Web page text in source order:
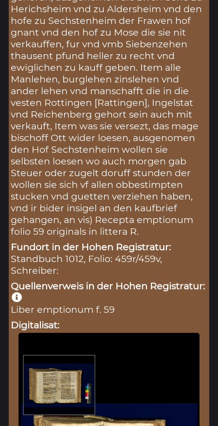
Herichsheim vnd zu Aldersheim vnd den
hofe zu Sechstenheim der Frawen hof
gnant vnd den hof zu Mose die sie nit
verkauffen, fur vnd vmb Siebenzehen
thausent pfund heller zu recht vnd
ewiglichen zu kauff geben. Item alle
Manlehen, burglehen zinslehen vnd
ander lehen vnd manschafft die in die
vesten Rottingen [Rattingen], Ingelstat
vnd Reichenberg gehort sein auch mit
verkauft, Item was sie versezt, das mage
bischoff Ott wider loesen, ausgenomen
den Hof Sechstenheim wollen sie
selbsten loesen wo auch morgen gab
Steuer oder zugelt doruff stunden der
wollen sie sich vf allen obbestimpten
stucken vnd guetten verziehen haben,
vnd ir bider insigel an den kaufbrief
gehangen, an vis) Recepta emptionum
folio 59 originals in littera R.
Fundort in der Hohen Registratur:
Standbuch 1012, Folio: 459r/459v,
Schreiber:
Quellenverweis in der Hohen Registratur:
Liber emptionum f. 59
Digitalisat: